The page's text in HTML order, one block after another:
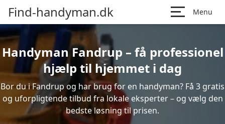
Find-handyman.dk Menu
Handyman Fandrup – få professionel
hjælp til hjemmet i dag
Bor du i Fandrup og har brug for en handyman? Få 3 gratis
og uforpligtende tilbud fra lokale eksperter – og vælg den
bedste løsning til prisen.